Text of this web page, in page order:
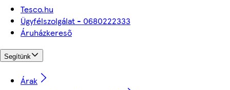
Tesco.hu
Ügyfélszolgálat - 0680222333
Áruházkereső
Segítünk
Árak